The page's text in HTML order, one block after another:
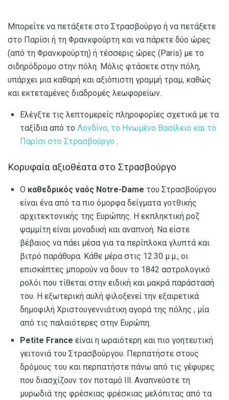
Μπορείτε να πετάξετε στο Στρασβούργο ή να πετάξετε
στο Παρίσι ή τη Φρανκφούρτη και να πάρετε δύο ώρες
(από τη Φρανκφούρτη) ή τέσσερις ώρες (Paris) με το
σιδηρόδρομο στην πόλη. Μόλις φτάσετε στην πόλη,
υπάρχει μια καθαρή και αξιόπιστη γραμμή τραμ, καθώς
και εκτεταμένες διαδρομές λεωφορείων.
Ελέγξτε τις λεπτομερείς πληροφορίες σχετικά με τα
ταξίδια από το Λονδίνο, το Ηνωμένο Βασίλειο και το
Παρίσι στο Στρασβούργο .
Κορυφαία αξιοθέατα στο Στρασβούργο
Ο καθεδρικός ναός Notre-Dame του Στρασβούργου
είναι ένα από τα πιο όμορφα δείγματα γοτθικής
αρχιτεκτονικής της Ευρώπης. Η εκπληκτική ροζ
ψαμμίτη είναι μοναδική και αναπνοή. Να είστε
βέβαιος να πάει μέσα για τα περίπλοκα γλυπτά και
βιτρό παράθυρα. Κάθε μέρα στις 12.30 μ.μ., οι
επισκέπτες μπορούν να δουν το 1842 αστρολογικό
ρολόι που τίθεται στην ειδική και μακρά παράστασή
του. Η εξωτερική αυλή φιλοξενεί την εξαιρετικά
δημοφιλή Χριστουγεννιάτικη αγορά της πόλης , μία
από τις παλαιότερες στην Ευρώπη.
Petite France είναι η ωραιότερη και πιο γοητευτική
γειτονιά του Στρασβούργου. Περπατήστε στους
δρόμους του και περπατήστε πάνω από τις γέφυρες
που διασχίζουν τον ποταμό Ill. Αναπνεύστε τη
μυρωδιά της φρέσκιας φρέσκιας μελόπιτας από τα